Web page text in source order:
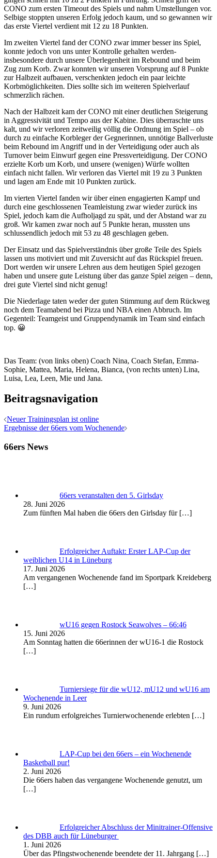
CONO zum ersten Timeout des Spiels und nahm Umstellungen vor.
Selbige stoppten unseren Erfolg jedoch kaum, und so gewannen wir
das erste Viertel verdient mit 12 zu 18 Punkten.
Im zweiten Viertel fand der CONO zwar immer besser ins Spiel,
konnte jedoch von uns unter Kontrolle gehalten werden-
insbesondere durch unsere Überlegenheit im Rebound und beim
Zug zum Korb. Zwar konnten wir unseren Vorsprung auf 8 Punkte
zur Halbzeit aufbauen, verschenkten jedoch ein paar leichte
Korbmöglichkeiten. Dies sollte sich im weiteren Spielverlauf
schmerzlich rächen.
Nach der Halbzeit kam der CONO mit einer deutlichen Steigerung
in Aggressivität und Tempo aus der Kabine. Dies überraschte uns
kalt, und wir verloren zeitweilig völlig die Ordnung im Spiel – ob
durch zu einfache Korbleger der Gegnerinnen, unnötige Ballverluste
beim Rebound im Angriff und in der Verteidigung oder auch als
Turnover beim Einwurf gegen eine Pressverteidigung. Der CONO
erzielte Korb um Korb, und unsere (wenigen) Würfe wollten
einfach nicht fallen. Wir verloren das Viertel mit 19 zu 3 Punkten
und lagen am Ende mit 10 Punkten zurück.
Im vierten Viertel fanden wir über einen engagierten Kampf und
durch eine geschlossenen Teamleistung zwar wieder zurück ins
Spiel, jedoch kam die Aufholjagd zu spät, und der Abstand war zu
groß. Wir kamen zwar noch auf 5 Punkte heran, mussten uns
schlussendlich jedoch mit 53 zu 48 geschlagen geben.
Der Einsatz und das Spielverständnis über große Teile des Spiels
lassen uns motiviert und mit Zuversicht auf das Rückspiel freuen.
Dort werden wir unsere Lehren aus dem heutigen Spiel gezogen
haben und unsere gute Leistung über das ganze Spiel zeigen – denn,
drei gute Viertel sind nicht genug!
Die Niederlage taten weder der guten Stimmung auf dem Rückweg
noch dem Teamabend bei Pizza und NBA einen Abbruch. Im
Gegenteil: Teamgeist und Gruppendynamik im Team sind einfach
top. 😀
Das Team: (von links oben) Coach Nina, Coach Stefan, Emma-
Sophie, Mattea, Maria, Helena, Bianca, (von rechts unten) Lina,
Luisa, Lea, Leen, Mie und Jana.
Beitragsnavigation
Neuer Trainingsplan ist online
Ergebnisse der 66ers vom Wochenende
66ers News
66ers veranstalten den 5. Girlsday
28. Juni 2026
Zum fünften Mal haben die 66ers den Girlsday für […]
Erfolgreicher Auftakt: Erster LAP-Cup der
weiblichen U14 in Lüneburg
17. Juni 2026
Am vergangenen Wochenende fand im Sportpark Kreideberg
[…]
wU16 gegen Rostock Seawolves – 66:46
15. Juni 2026
Am Sonntag hatten die 66erinnen der wU16-1 die Rostock
[…]
Turniersiege für die wU12, mU12 und wU16 am
Wochenende in Leer
9. Juni 2026
Ein rundum erfolgreiches Turnierwochenende erlebten […]
LAP-Cup bei den 66ers – ein Wochenende
Basketball pur!
2. Juni 2026
Die 66ers haben das vergangene Wochenende genutzt, um
[…]
Erfolgreicher Abschluss der Minitrainer-Offensive
des DBB auch für Lüneburger
1. Juni 2026
Über das Pfingstwochenende beendete der 11. Jahrgang […]